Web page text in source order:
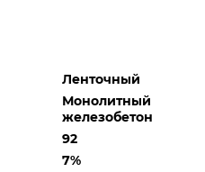
Ленточный
Монолитный
железобетон
92
7%